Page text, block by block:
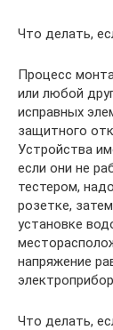
Что делать,
Процесс
или любой
исправных
защитного
Устройства
если они не
тестером,
розетке,
установке
напряжение
Что делать,